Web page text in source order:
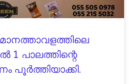
1 പാലത്തിന്റെ
പൂർത്തിയാക്കി.